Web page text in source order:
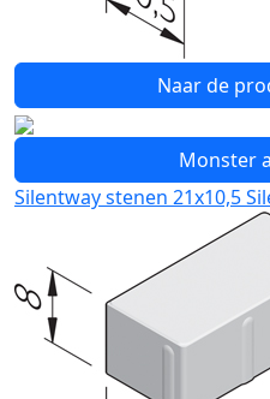
Naar de
Monster
Silentway stenen 21x10,5